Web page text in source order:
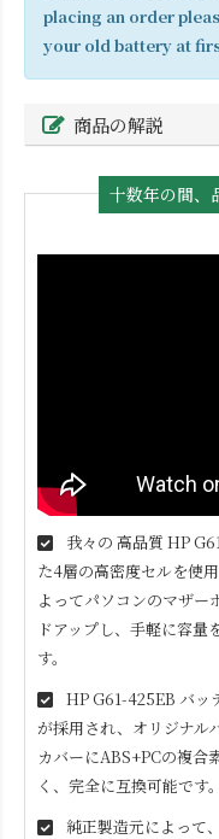
placing an order
your old battery at
商品の解説
十数年の間、
我々の 高品質 HP
た4層の高密度セルを使
よってパソコンのマザー
ドアップし、手軽に容量
す。
HP G61-425EB バッ
が採用され、オリジナル
カバーにABS+PCの複合
く、完全に互換可能です。
純正製造元によって